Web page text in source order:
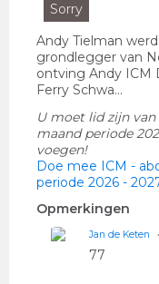
Sorry
Andy Tielman
grondlegger van
ontving Andy ICM
Ferry Schwa...
U moet lid zijn
maand periode
voegen!
Doe mee ICM -
periode 2026 -
Opmerkingen
Jan de Keten
77